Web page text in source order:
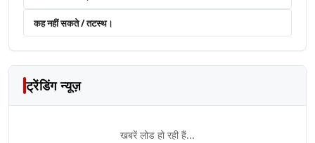
कह नहीं सकते / तटस्थ।
ट्रेंडिंग न्यूज़
खबरें लोड हो रही हैं...